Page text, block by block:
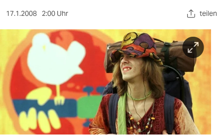
sport
berlin
nord
wahrheit
verlag
verlag
17.1.2008 2:00 Uhr teilen